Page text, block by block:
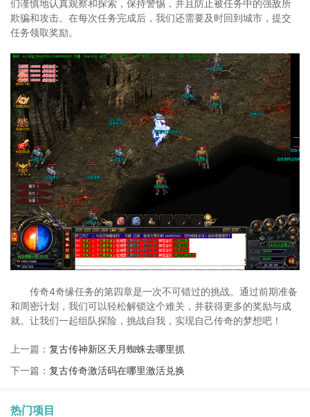
们谨慎地认真观察和探索，保持警惕，并且防止被任务中的强敌所
欺骗和攻击。在每次任务完成后，我们还需要及时回到城市，提交
任务领取奖励。
传奇4奇缘任务的第四章是一次不可错过的挑战。通过前期准备
和周密计划，我们可以轻松解锁这个难关，并获得更多的奖励与成
就。让我们一起组队探险，挑战自我，实现自己传奇的梦想吧！
上一篇： 复古传神新区天月蜘蛛去哪里抓
下一篇： 复古传奇激活码在哪里激活兑换
热门项目